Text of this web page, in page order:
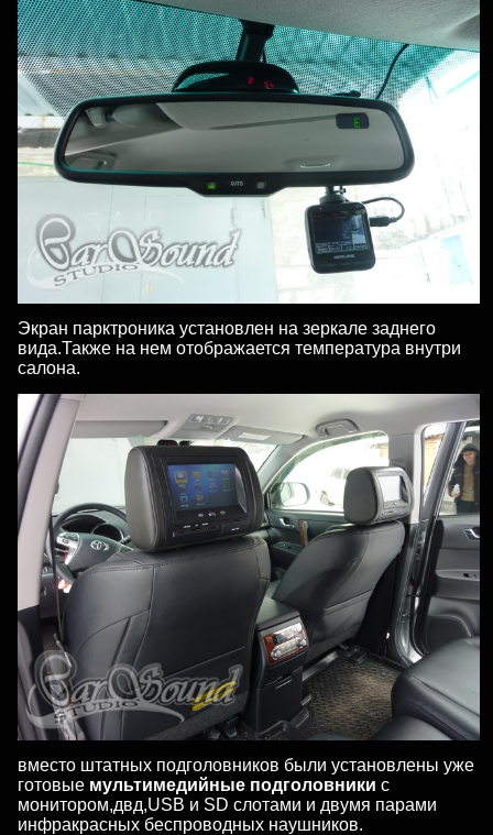
Экран парктроника установлен на зеркале заднего
вида.Также на нем отображается температура внутри
салона.
вместо штатных подголовников были установлены уже
готовые мультимедийные подголовники с
монитором,двд,USB и SD слотами и двумя парами
инфракрасных беспроводных наушников.